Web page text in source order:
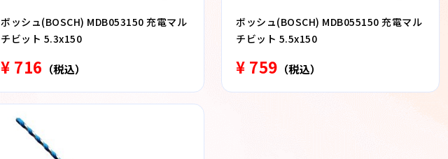
ボッシュ(BOSCH) MDB053150 充電マル
チビット 5.3x150
¥ 716 （税込）
ボッシュ(BOSCH) MDB055150 充電マル
チビット 5.5x150
¥ 759 （税込）